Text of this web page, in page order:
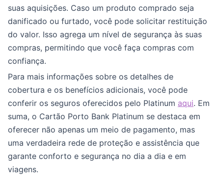
suas aquisições. Caso um produto comprado seja
danificado ou furtado, você pode solicitar restituição
do valor. Isso agrega um nível de segurança às suas
compras, permitindo que você faça compras com
confiança.
Para mais informações sobre os detalhes de
cobertura e os benefícios adicionais, você pode
conferir os seguros oferecidos pelo Platinum aqui. Em
suma, o Cartão Porto Bank Platinum se destaca em
oferecer não apenas um meio de pagamento, mas
uma verdadeira rede de proteção e assistência que
garante conforto e segurança no dia a dia e em
viagens.